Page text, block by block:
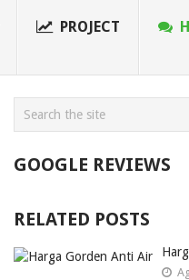
PROJECT
GOOGLE REVIEWS
RELATED POSTS